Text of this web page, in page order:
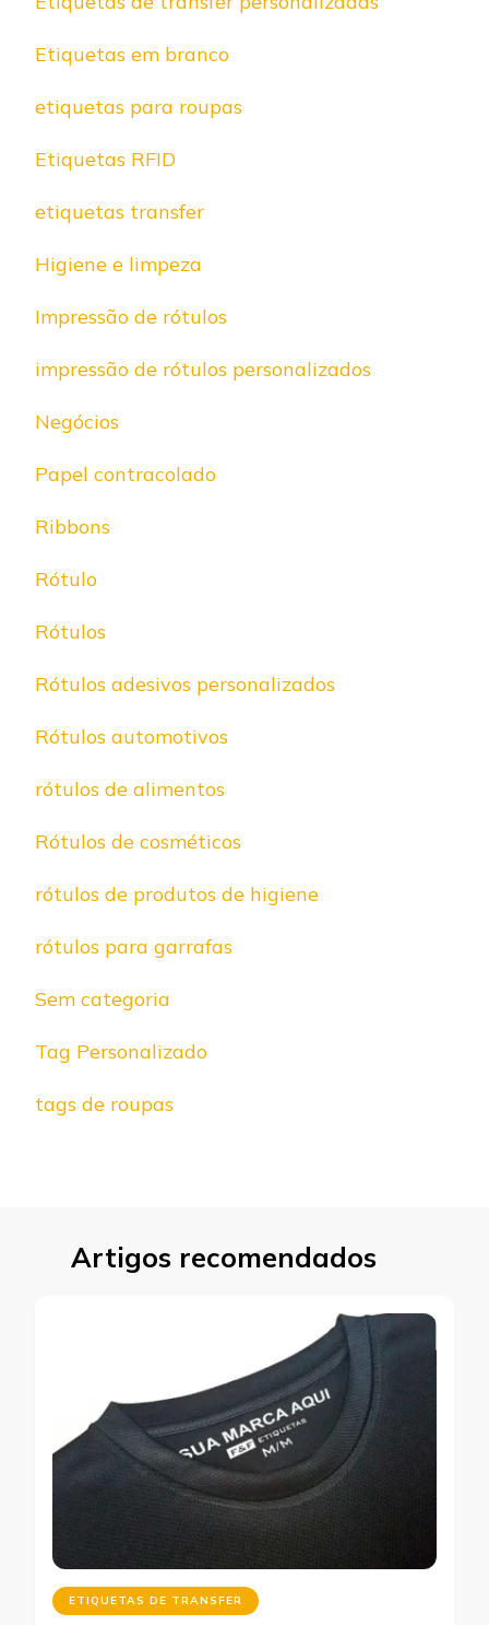
Etiquetas em branco
etiquetas para roupas
Etiquetas RFID
etiquetas transfer
Higiene e limpeza
Impressão de rótulos
impressão de rótulos personalizados
Negócios
Papel contracolado
Ribbons
Rótulo
Rótulos
Rótulos adesivos personalizados
Rótulos automotivos
rótulos de alimentos
Rótulos de cosméticos
rótulos de produtos de higiene
rótulos para garrafas
Sem categoria
Tag Personalizado
tags de roupas
Artigos recomendados
ETIQUETAS DE TRANSFER